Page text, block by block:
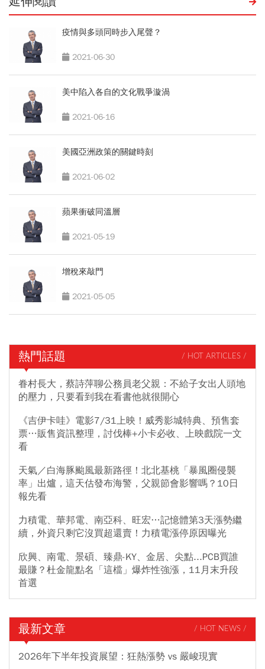
疫情與多頭同時步入尾聲？
2021-06-30
美中陷入各自的文化戰爭漩渦
2021-06-16
美國亞洲政策的關鍵時刻
2021-06-02
蘋果衝破同溫層
2021-05-19
增稅來敲門
2021-05-05
熱門話題 / HOT ARTICLES /
眷村長大，蔡詩萍聊公務員老父親：不給子女出人頭地
的壓力，只要看到我在看書他就很開心
《吉伊卡哇》電影7/31上映！威秀影城特典、預售套
票…販售資訊整理，討伐棒+小卡必收、上映戲院一文
看
天氣／白海豚颱風最新路徑！北北基桃「暴風圈侵襲
率」出爐，這天估發布海警，父親節會影響嗎？10日
報先看
力積電、華邦電、南亞科、旺宏…記憶體第3天漲勢繼
續，外資只剩它沒買超還賣！力積電漲停原因曝光
欣興、南電、景碩、臻鼎-KY、金居、尖點...PCB買誰
最賺？杜金龍點名「這檔」爆炸性強漲，11月末升段
首選
最新文章 / HOT NEWS /
2026年下半年投資展望：狂熱漲勢 vs 嚴峻現實